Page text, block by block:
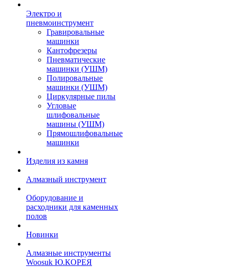
Электро и
пневмоинструмент
Гравировальные
машинки
Кантофрезеры
Пневматические
машинки (УШМ)
Полировальные
машинки (УШМ)
Циркулярные пилы
Угловые
шлифовальные
машины (УШМ)
Прямошлифовальные
машинки
Изделия из камня
Алмазный инструмент
Оборудование и
расходники для каменных
полов
Новинки
Алмазные инструменты
Woosuk Ю.КОРЕЯ